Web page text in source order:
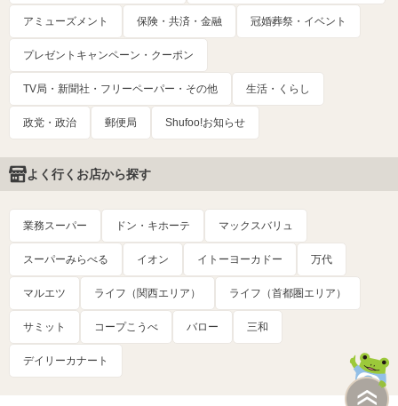
アミューズメント 保険・共済・金融 冠婚葬祭・イベント
プレゼントキャンペーン・クーポン
TV局・新聞社・フリーペーパー・その他 生活・くらし
政党・政治 郵便局 Shufoo!お知らせ
よく行くお店から探す
業務スーパー ドン・キホーテ マックスバリュ
スーパーみらべる イオン イトーヨーカドー 万代
マルエツ ライフ（関西エリア） ライフ（首都圏エリア）
サミット コープこうべ バロー 三和
デイリーカナート